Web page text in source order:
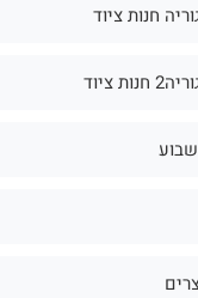
חנות ציוד
ציוד